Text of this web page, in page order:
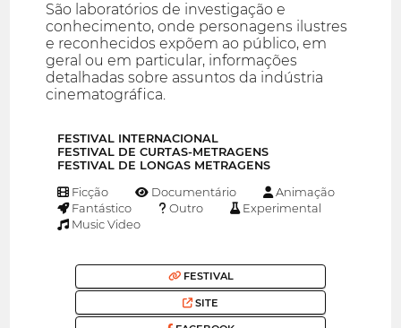
São laboratórios de investigação e
conhecimento, onde personagens ilustres
e reconhecidos expõem ao público, em
geral ou em particular, informações
detalhadas sobre assuntos da indústria
cinematográfica.
FESTIVAL INTERNACIONAL
FESTIVAL DE CURTAS-METRAGENS
FESTIVAL DE LONGAS METRAGENS
Ficção Documentário
Animação
Fantástico
Outro
Experimental
Music Video
FESTIVAL
SITE